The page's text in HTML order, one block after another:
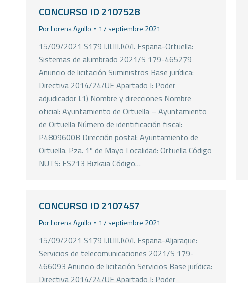
CONCURSO ID 2107528
PorLorena Agullo 17 septiembre 2021
15/09/2021 S179 I.II.III.IV.VI. España-Ortuella:
Sistemas de alumbrado 2021/S 179-465279
Anuncio de licitación Suministros Base jurídica:
Directiva 2014/24/UE Apartado I: Poder
adjudicador I.1) Nombre y direcciones Nombre
oficial: Ayuntamiento de Ortuella – Ayuntamiento
de Ortuella Número de identificación fiscal:
P4809600B Dirección postal: Ayuntamiento de
Ortuella. Pza. 1º de Mayo Localidad: Ortuella Código
NUTS: ES213 Bizkaia Código…
CONCURSO ID 2107457
PorLorena Agullo 17 septiembre 2021
15/09/2021 S179 I.II.III.IV.VI. España-Aljaraque:
Servicios de telecomunicaciones 2021/S 179-
466093 Anuncio de licitación Servicios Base jurídica:
Directiva 2014/24/UE Apartado I: Poder